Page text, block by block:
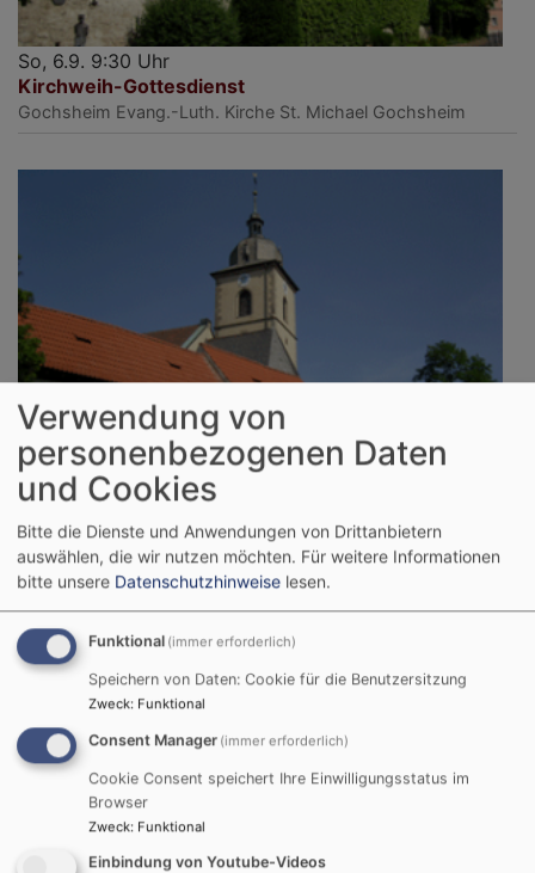
So, 6.9. 9:30 Uhr
Kirchweih-Gottesdienst
Gochsheim Evang.-Luth. Kirche St. Michael Gochsheim
So, 13.9. 9:30 Uhr
Nachkirchweih-Gottesdienst
Verwendung von
personenbezogenen Daten
und Cookies
Bitte die Dienste und Anwendungen von Drittanbietern
auswählen, die wir nutzen möchten. Für weitere Informationen
bitte unsere Datenschutzhinweise lesen.
Funktional (immer erforderlich)
Speichern von Daten: Cookie für die Benutzersitzung
Zweck: Funktional
Consent Manager (immer erforderlich)
Cookie Consent speichert Ihre Einwilligungsstatus im
Browser
Zweck: Funktional
Einbindung von Youtube-Videos